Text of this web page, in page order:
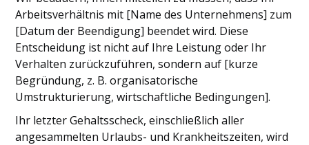
Arbeitsverhältnis mit [Name des Unternehmens] zum
[Datum der Beendigung] beendet wird. Diese
Entscheidung ist nicht auf Ihre Leistung oder Ihr
Verhalten zurückzuführen, sondern auf [kurze
Begründung, z. B. organisatorische
Umstrukturierung, wirtschaftliche Bedingungen].
Ihr letzter Gehaltsscheck, einschließlich aller
angesammelten Urlaubs- und Krankheitszeiten, wird